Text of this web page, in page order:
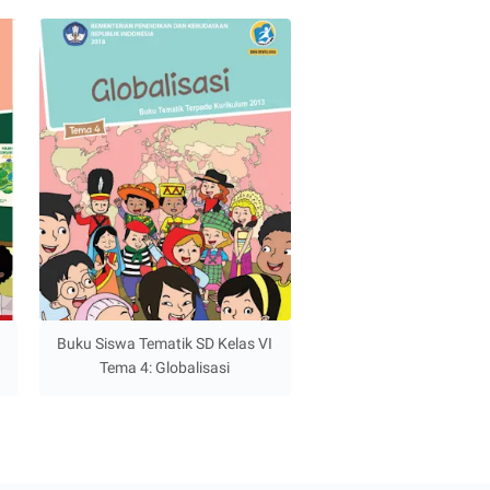
Buku Siswa Tematik SD Kelas VI
Tema 4: Globalisasi